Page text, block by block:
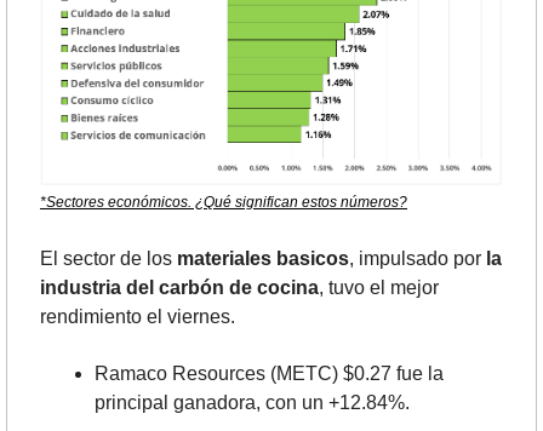
*Sectores económicos. ¿Qué significan estos números?
El sector de los materiales basicos, impulsado por la
industria del carbón de cocina, tuvo el mejor
rendimiento el viernes.
Ramaco Resources (METC) $0.27 fue la
principal ganadora, con un +12.84%.